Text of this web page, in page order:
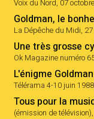
Voix du Nord, 07
Goldman, le
La Dépêche du Midi,
Une très grosse
Ok Magazine numéro
L'énigme Goldman
Télérama 4-10 juin
Tous pour la
(émission de